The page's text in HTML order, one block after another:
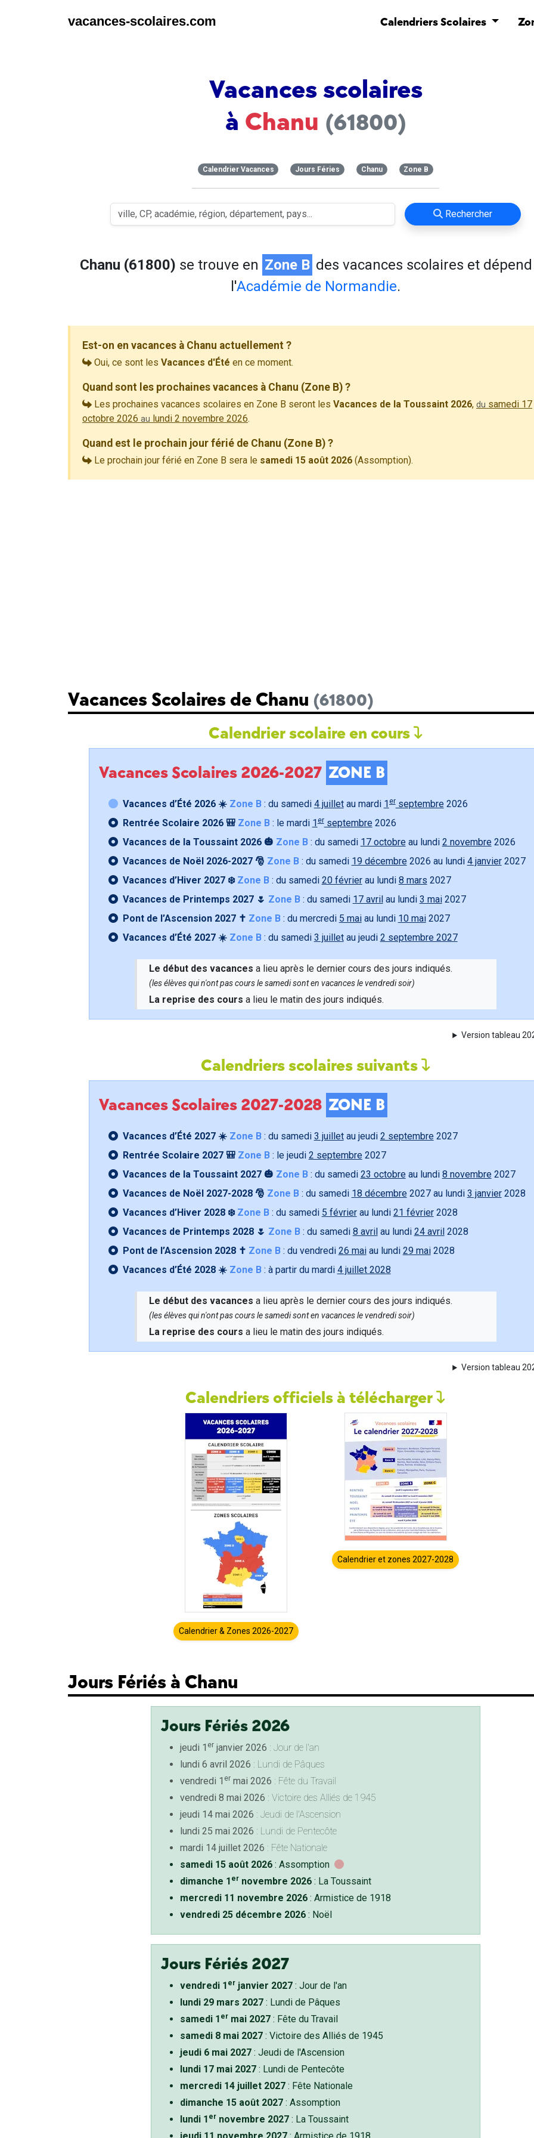
vacances-scolaires.com Calendriers Scolaires
Vacances scolaires
à Chanu (61800)
Calendrier Vacances Jours Féries Chanu Zone B
Rechercher
Chanu (61800) se trouve en Zone B des vacances scolaires et
l'Académie de Normandie.
Est-on en vacances à Chanu actuellement ?
Oui, ce sont les Vacances d'Été en ce moment.
Quand sont les prochaines vacances à Chanu (Zone B) ?
Les prochaines vacances scolaires en Zone B seront les Vacances de la Toussaint 2026, du samedi 17
octobre 2026 au lundi 2 novembre 2026.
Quand est le prochain jour férié de Chanu (Zone B) ?
Le prochain jour férié en Zone B sera le samedi 15 août 2026 (Assomption).
Vacances Scolaires de Chanu (61800)
Calendrier scolaire en cours
Vacances Scolaires 2026-2027 ZONE B
Vacances d’Été 2026 ☀️ Zone B: du samedi 4 juilletau mardi 1 erseptembre 2026
Rentrée Scolaire 2026 🎒 Zone B: le mardi 1erseptembre 2026
Vacances de la Toussaint 2026 🎃 Zone B: du samedi 17 octobre au lundi 2 novembre 2026
Vacances de Noël 2026-2027 🎅 Zone B: du samedi 19 décembre 2026 au lundi 4 janvier2027
Vacances d’Hiver 2027 ❄️ Zone B: du samedi 20 févrierau lundi 8 mars 2027
Vacances de Printemps 2027 🌷 Zone B: du samedi 17 avril au lundi 3 mai2027
Pont de l’Ascension 2027 ✝️ Zone B: du mercredi 5 maiau lundi 10 mai2027
Vacances d’Été 2027 ☀️ Zone B: du samedi 3 juilletau jeudi 2 septembre 2027
Le début des vacances a lieu après le dernier cours des jours indiqués.
(les élèves qui n'ont pas cours le samedi sont en vacances le vendredi soir)
La reprise des cours a lieu le matin des jours indiqués.
Version tableau
Calendriers scolaires suivants
Vacances Scolaires 2027-2028 ZONE B
Vacances d’Été 2027 ☀️ Zone B: du samedi 3 juilletau jeudi 2 septembre 2027
Rentrée Scolaire 2027 🎒 Zone B: le jeudi 2 septembre 2027
Vacances de la Toussaint 2027 🎃 Zone B: du samedi 23 octobre au lundi 8 novembre 2027
Vacances de Noël 2027-2028 🎅 Zone B: du samedi 18 décembre 2027 au lundi 3 janvier2028
Vacances d’Hiver 2028 ❄️ Zone B: du samedi 5 févrierau lundi 21 février2028
Vacances de Printemps 2028 🌷 Zone B: du samedi 8 avril au lundi 24 avril 2028
Pont de l’Ascension 2028 ✝️ Zone B: du vendredi 26 maiau lundi 29 mai2028
Vacances d’Été 2028 ☀️ Zone B: à partir du mardi 4 juillet 2028
Le début des vacances a lieu après le dernier cours des jours indiqués.
(les élèves qui n'ont pas cours le samedi sont en vacances le vendredi soir)
La reprise des cours a lieu le matin des jours indiqués.
Version tableau
Calendriers officiels à télécharger
Calendrier & Zones 2026-2027
Calendrier et zones 2027-2028
Jours Fériés à Chanu
Jours Fériés 2026
jeudi 1 erjanvier 2026 : Jour de l'an
lundi 6 avril 2026 : Lundi de Pâques
vendredi 1 ermai 2026 : Fête du Travail
vendredi 8 mai 2026 : Victoire des Alliés de 1945
jeudi 14 mai 2026 : Jeudi de l'Ascension
lundi 25 mai 2026 : Lundi de Pentecôte
mardi 14 juillet 2026 : Fête Nationale
samedi 15 août 2026: Assomption
dimanche 1 ernovembre 2026: La Toussaint
mercredi 11 novembre 2026: Armistice de 1918
vendredi 25 décembre 2026: Noël
Jours Fériés 2027
vendredi 1 erjanvier 2027: Jour de l'an
lundi 29 mars 2027: Lundi de Pâques
samedi 1 ermai 2027: Fête du Travail
samedi 8 mai 2027: Victoire des Alliés de 1945
jeudi 6 mai 2027: Jeudi de l'Ascension
lundi 17 mai 2027: Lundi de Pentecôte
mercredi 14 juillet 2027: Fête Nationale
dimanche 15 août 2027: Assomption
lundi 1 ernovembre 2027: La Toussaint
jeudi 11 novembre 2027: Armistice de 1918